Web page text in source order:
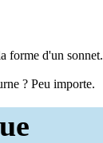
forme d'un sonnet.
? Peu importe.